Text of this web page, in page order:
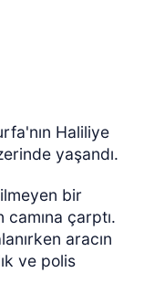
Haliliye
yaşandı.
bir
çarptı.
aracın
ve polis